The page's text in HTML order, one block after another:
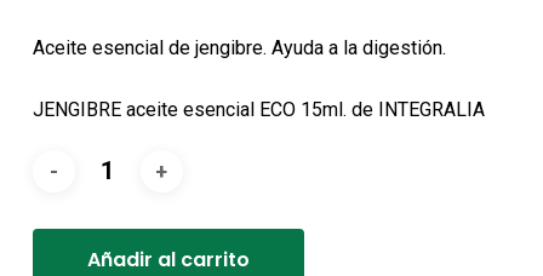
original
12,50€.
actual
11,90€.
Aceite esencial de jengibre. Ayuda a la digestión.
JENGIBRE aceite esencial ECO 15ml. de INTEGRALIA
Añadir al carrito